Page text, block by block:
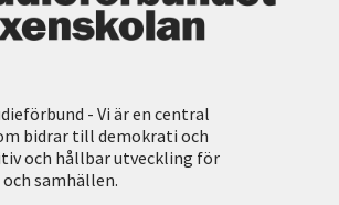
- Vi är en central
bidrar till demokrati och
och hållbar utveckling för
samhällen.